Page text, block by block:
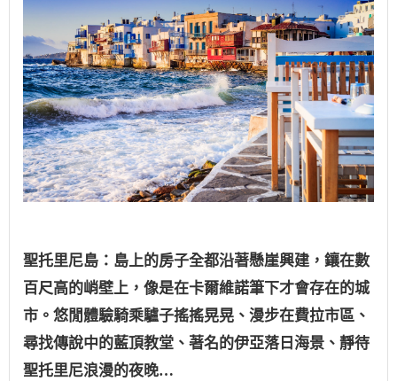
聖托里尼島：島上的房子全都沿著懸崖興建，鑲在數
百尺高的峭壁上，像是在卡爾維諾筆下才會存在的城
市。悠閒體驗騎乘驢子搖搖晃晃、漫步在費拉市區、
尋找傳說中的藍頂教堂、著名的伊亞落日海景、靜待
聖托里尼浪漫的夜晚…